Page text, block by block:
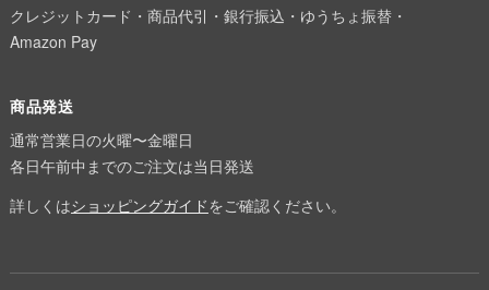
クレジットカード・商品代引・銀行振込・ゆうちょ振替・
Amazon Pay
商品発送
通常営業日の火曜〜金曜日
各日午前中までのご注文は当日発送
詳しくはショッピングガイドをご確認ください。